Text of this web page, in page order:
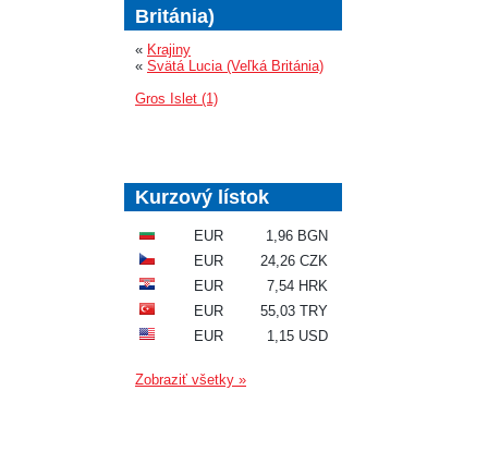
Británia)
« Krajiny
« Svätá Lucia (Veľká Británia)
Gros Islet (1)
Kurzový lístok
EUR
1,96 BGN
EUR
24,26 CZK
EUR
7,54 HRK
EUR
55,03 TRY
EUR
1,15 USD
Zobraziť všetky »